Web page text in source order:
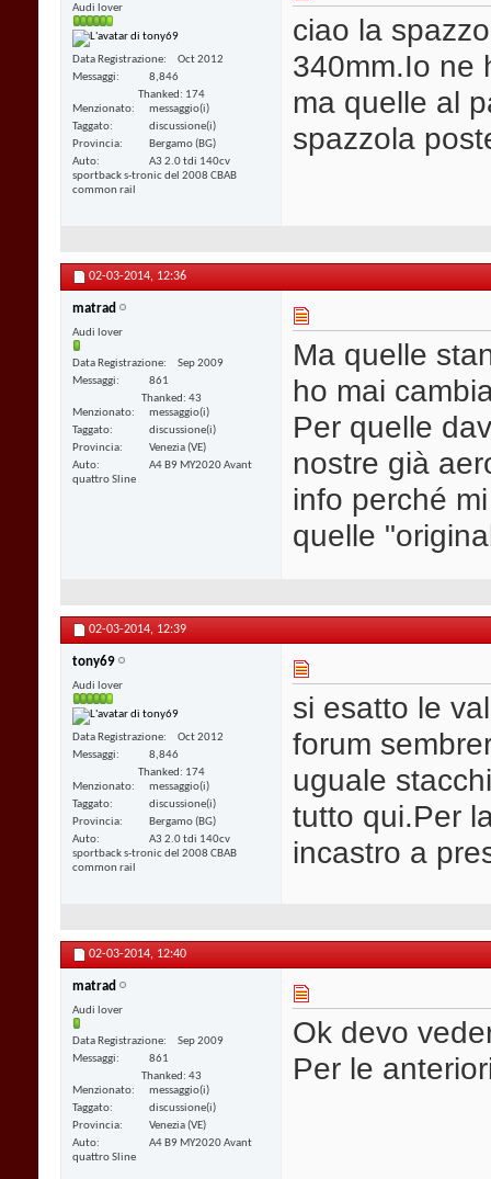
Audi lover
Data Registrazione
Oct 2012
Messaggi
8,846
Thanked: 174
Menzionato
messaggio(i)
Taggato
discussione(i)
Provincia
Bergamo (BG)
Auto
A3 2.0 tdi 140cv
sportback s-tronic del 2008 CBAB
common rail
ciao la
340mm.Io ne
ma quelle al
spazzola
02-03-2014, 12:36
matrad
Audi lover
Data Registrazione
Sep 2009
Messaggi
861
Thanked: 43
Menzionato
messaggio(i)
Taggato
discussione(i)
Provincia
Venezia (VE)
Auto
A4 B9 MY2020 Avant
quattro Sline
Ma quelle
ho mai
Per quelle
nostre già
info perché
quelle
02-03-2014, 12:39
tony69
Audi lover
Data Registrazione
Oct 2012
Messaggi
8,846
Thanked: 174
Menzionato
messaggio(i)
Taggato
discussione(i)
Provincia
Bergamo (BG)
Auto
A3 2.0 tdi 140cv
sportback s-tronic del 2008 CBAB
common rail
si esatto le
forum
uguale
tutto qui.Per
incastro a
02-03-2014, 12:40
matrad
Audi lover
Data Registrazione
Sep 2009
Messaggi
861
Thanked: 43
Menzionato
messaggio(i)
Taggato
discussione(i)
Provincia
Venezia (VE)
Auto
A4 B9 MY2020 Avant
quattro Sline
Ok devo
Per le